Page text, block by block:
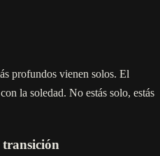
profundos vienen solos. El
la soledad. No estás solo, estás
transición